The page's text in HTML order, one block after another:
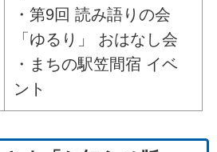
・第9回 読み語りの会
「ゆるり」 おはなし会
・まちの駅笠間宿 イベ
ント